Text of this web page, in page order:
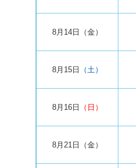
8月14日 （金）
8月15日 （土）
8月16日 （日）
8月21日 （金）